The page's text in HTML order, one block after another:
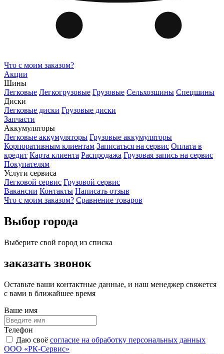
Что с моим заказом?
Акции
Шины
Легковые Легкогрузовые Грузовые Сельхозшины Спецшины
Диски
Легковые диски Грузовые диски
Запчасти
Аккумуляторы
Легковые аккумуляторы Грузовые аккумуляторы
Корпоративным клиентам Записаться на сервис Оплата в
кредит Карта клиента Распродажа Грузовая запись на сервис
Покупателям
Услуги сервиса
Легковой сервис Грузовой сервис
Вакансии Контакты Написать отзыв
Что с моим заказом? Сравнение товаров
Выбор города
Выберите свой город из списка
заказать звонок
Оставьте ваши контактные данные, и наш менеджер свяжется
с вами в ближайшее время
Ваше имя
Телефон
Даю своё согласие на обработку персональных данных
ООО «РК-Сервис»